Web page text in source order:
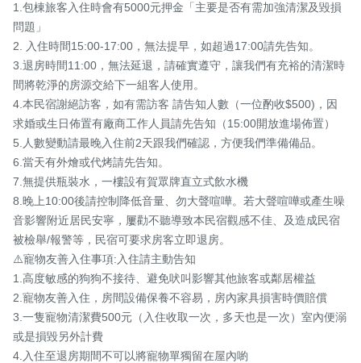
1.包棟旅客入住時會有5000元押金「主要是否有需加強清潔及毀損
問題」
2. 入住時間15:00-17:00，無法提早，如超過17:00請先告知。
3.退房時間11:00，無法延退，請確實遵守，讓我們有充裕的清潔時
間將乾淨的房源交給下一組客人使用。
4.本民宿謝絕訪客，如有需訪客 請告知人數（一位酌收$500​)，因
求婚或生日佈置有廠商工作人員請先告知（15:00開放進場佈置）
5.人數變動請最晚入住前2天跟我們確認，方便我們準備備品。
6.當天有外燴或代烤請先告知。
7.無提供瓶裝水，一樓設有賀眾牌直立式飲水機
8.晚上10:00後請控制降低音量、勿大聲喧嘩。若大聲喧嘩或產生噪
音影響附近居民安寧，屢勸不聽導致本民宿觀感不佳、及造成民宿
被檢舉/報警等，民宿可要求房客立即退房。
⚠️寵物友善入住事項:入住請主動告知
1.高度敏感的狗狗不接待、避免吠叫影響其他旅客或鄰居權益
2.寵物友善入住，房間設備保養不容易，房內家具損害時價賠償
3.一隻寵物清潔費500元（入住收取一次，多天也是一次）室內便溺
或是損毀另外計費
4.入住至退房期間不可以將寵物單獨留在屋內喲